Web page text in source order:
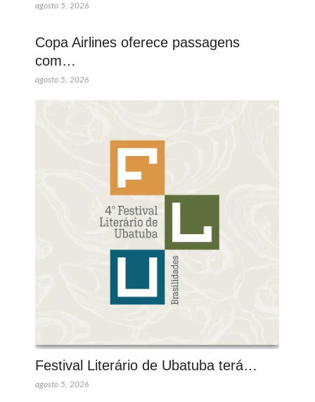
agosto 5, 2026
Copa Airlines oferece passagens
com…
agosto 5, 2026
Festival Literário de Ubatuba terá…
agosto 5, 2026